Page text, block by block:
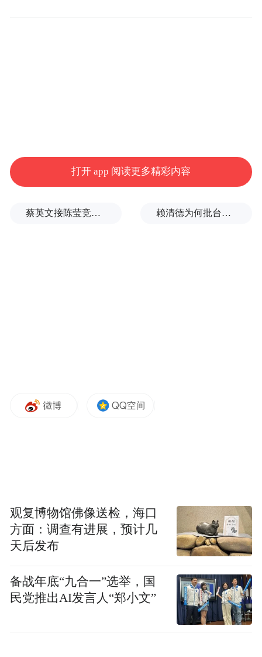
向全国消费者的餐桌。
采访中，政府、平台、企业、行业协会等多
打开 app 阅读更多精彩内容
蔡英文接陈莹竞选总部主委？郭正亮爆玄机：她的谋划是陈其迈 赖清德为何批台中？岛内媒体人曝蔡英文让他压力大
观复博物馆佛像送检，海口
方面：调查有进展，预计几
天后发布
备战年底“九合一”选举，国
民党推出AI发言人“郑小文”